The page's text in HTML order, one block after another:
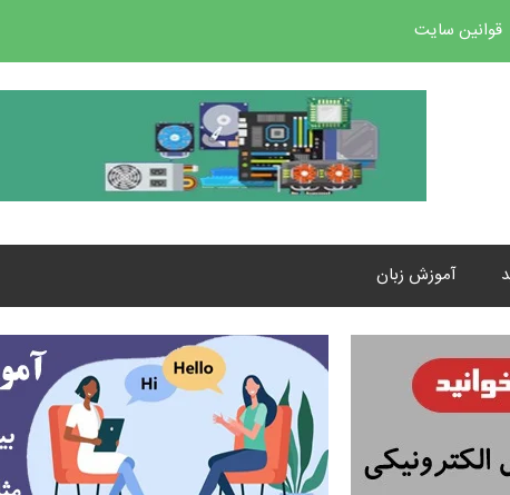
قوانین سایت
آموزش زبان